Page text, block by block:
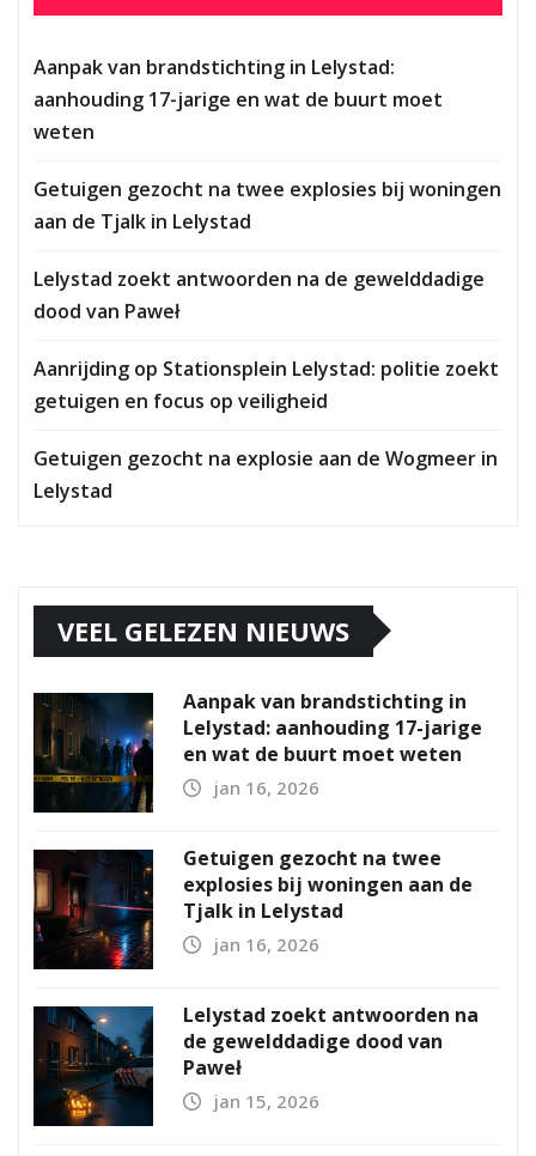
Aanpak van brandstichting in Lelystad:
aanhouding 17-jarige en wat de buurt moet
weten
Getuigen gezocht na twee explosies bij woningen
aan de Tjalk in Lelystad
Lelystad zoekt antwoorden na de gewelddadige
dood van Paweł
Aanrijding op Stationsplein Lelystad: politie zoekt
getuigen en focus op veiligheid
Getuigen gezocht na explosie aan de Wogmeer in
Lelystad
VEEL GELEZEN NIEUWS
Aanpak van brandstichting in
Lelystad: aanhouding 17-jarige
en wat de buurt moet weten
jan 16, 2026
Getuigen gezocht na twee
explosies bij woningen aan de
Tjalk in Lelystad
jan 16, 2026
Lelystad zoekt antwoorden na
de gewelddadige dood van
Paweł
jan 15, 2026